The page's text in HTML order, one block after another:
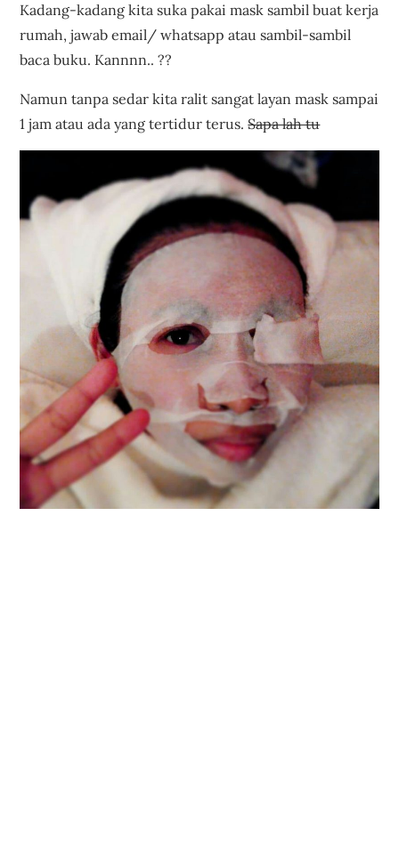
Kadang-kadang kita suka pakai mask sambil buat kerja
rumah, jawab email/ whatsapp atau sambil-sambil
baca buku. Kannnn.. ??
Namun tanpa sedar kita ralit sangat layan mask sampai
1 jam atau ada yang tertidur terus.Sapa lah tu